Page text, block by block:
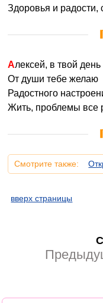
Здоровья и радости,
Алексей, в твой
От души тебе желаю
Радостного
Жить, проблемы все
Смотрите также:
вверх страницы